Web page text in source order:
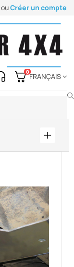
ouCréer un compte
0
FRANÇAIS